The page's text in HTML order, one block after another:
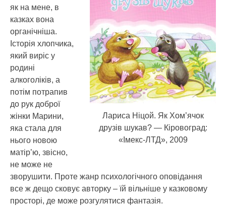
Лариса Ніцой. Як Хом’ячок
друзів шукав? — Кіровоград:
«Імекс-ЛТД», 2009
як на мене, в
казках вона
органічніша.
Історія хлопчика,
який виріс у
родині
алкоголіків, а
потім потрапив
до рук доброї
жінки Марини,
яка стала для
нього новою
матір’ю, звісно,
не може не
зворушити. Проте жанр психологічного оповідання
все ж дещо сковує авторку – їй вільніше у казковому
просторі, де може розгулятися фантазія.